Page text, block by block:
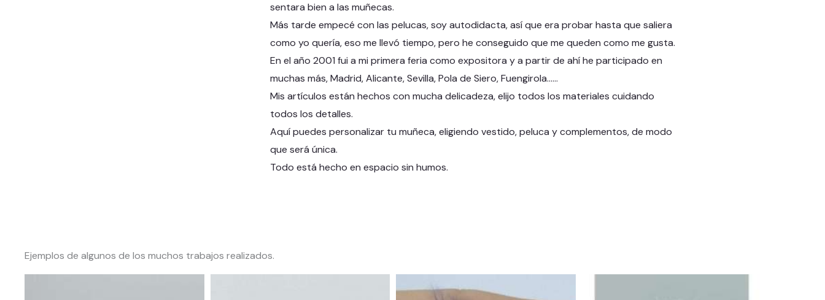
sentara bien a las muñecas.
Más tarde empecé con las pelucas, soy autodidacta, así que era probar hasta que saliera
como yo quería, eso me llevó tiempo, pero he conseguido que me queden como me gusta.
En el año 2001 fui a mi primera feria como expositora y a partir de ahí he participado en
muchas más, Madrid, Alicante, Sevilla, Pola de Siero, Fuengirola……
Mis artículos están hechos con mucha delicadeza, elijo todos los materiales cuidando
todos los detalles.
Aquí puedes personalizar tu muñeca, eligiendo vestido, peluca y complementos, de modo
que será única.
Todo está hecho en espacio sin humos.
Ejemplos de algunos de los muchos trabajos realizados.